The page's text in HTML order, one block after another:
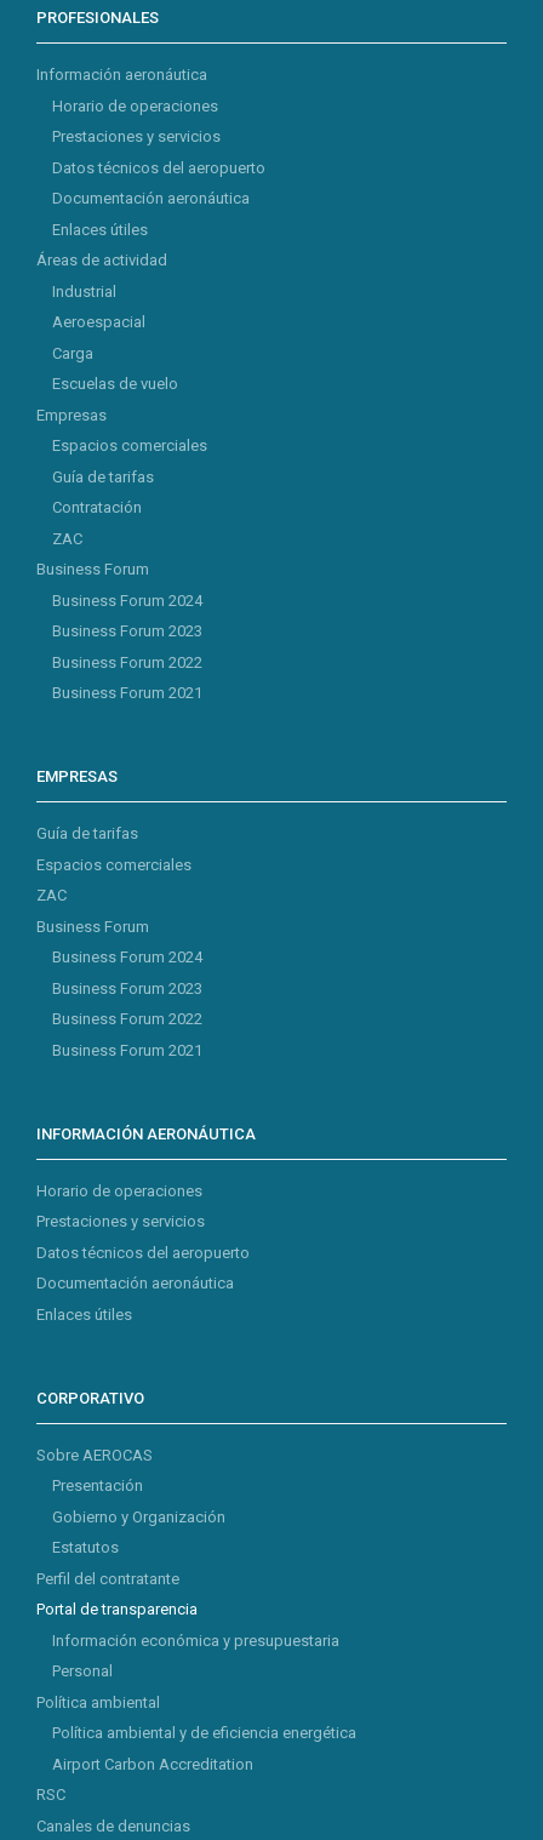
PROFESIONALES
Información aeronáutica
Horario de operaciones
Prestaciones y servicios
Datos técnicos del aeropuerto
Documentación aeronáutica
Enlaces útiles
Áreas de actividad
Industrial
Aeroespacial
Carga
Escuelas de vuelo
Empresas
Espacios comerciales
Guía de tarifas
Contratación
ZAC
Business Forum
Business Forum 2024
Business Forum 2023
Business Forum 2022
Business Forum 2021
EMPRESAS
Guía de tarifas
Espacios comerciales
ZAC
Business Forum
Business Forum 2024
Business Forum 2023
Business Forum 2022
Business Forum 2021
INFORMACIÓN AERONÁUTICA
Horario de operaciones
Prestaciones y servicios
Datos técnicos del aeropuerto
Documentación aeronáutica
Enlaces útiles
CORPORATIVO
Sobre AEROCAS
Presentación
Gobierno y Organización
Estatutos
Perfil del contratante
Portal de transparencia
Información económica y presupuestaria
Personal
Política ambiental
Política ambiental y de eficiencia energética
Airport Carbon Accreditation
RSC
Canales de denuncias